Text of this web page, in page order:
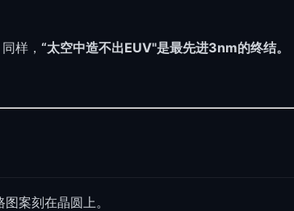
样， “太空中造不出EUV"是最先进3nm的终结。
案刻在晶圆上。